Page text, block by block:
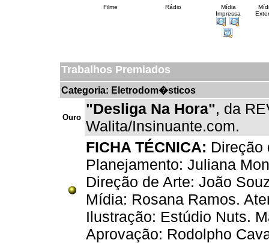
Filme Rádio
Mídia
Impressa
Trabalhos Premiados
Categoria: Eletrodom�sticos
Ouro
"Desliga Na Hora", da
Walita/Insinuante.com.
FICHA TÉCNICA: Direção
Planejamento: Juliana
Direção de Arte: João
Mídia: Rosana Ramos.
Ilustração: Estúdio Nuts.
Aprovação: Rodolpho